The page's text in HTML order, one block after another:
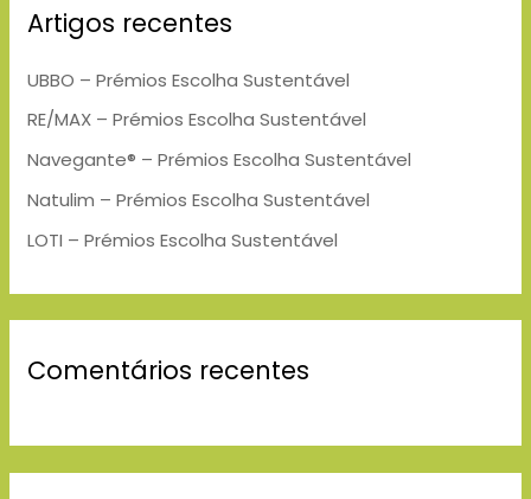
c
o
r
:
Artigos recentes
UBBO – Prémios Escolha Sustentável
RE/MAX – Prémios Escolha Sustentável
Navegante® – Prémios Escolha Sustentável
Natulim – Prémios Escolha Sustentável
LOTI – Prémios Escolha Sustentável
Comentários recentes